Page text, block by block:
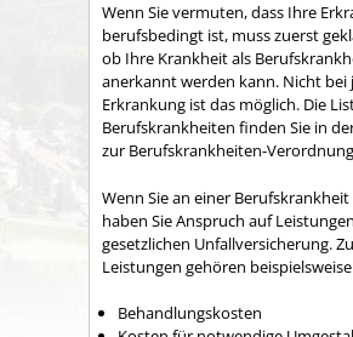
Wenn Sie vermuten, dass Ihre
berufsbedingt ist, muss zuerst
ob Ihre Krankheit als
anerkannt werden kann. Nicht bei
Erkrankung ist das möglich. Die
Berufskrankheiten finden Sie in
zur Berufskrankheiten-
Wenn Sie an einer
haben Sie Anspruch auf
gesetzlichen Unfallversicherung.
Leistungen gehören
Behandlungskosten